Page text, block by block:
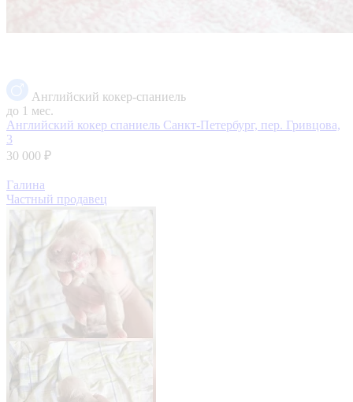
Английский кокер-спаниель
до 1 мес.
Английский кокер спаниель Санкт-Петербург, пер. Гривцова,
3
30 000 ₽
Галина
Частный продавец